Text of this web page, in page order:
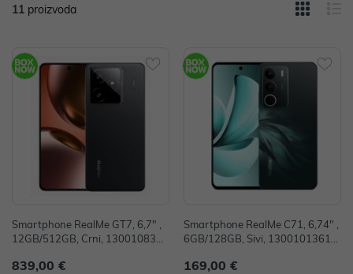
11 proizvoda
Smartphone RealMe GT7, 6,7" ,
12GB/512GB, Crni, 1300108327
839,00 €
Smartphone RealMe C71, 6,74" ,
6GB/128GB, Sivi, 13001013617
169,00 €